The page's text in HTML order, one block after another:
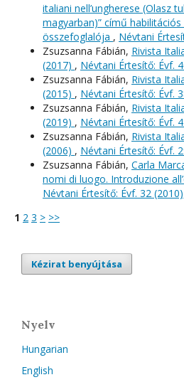
italiani nell’ungherese (Olasz
magyarban)” című
összefoglalója , Névtani
Zsuzsanna Fábián, Rivista
(2017) , Névtani Értesítő: Évf.
Zsuzsanna Fábián, Rivista
(2015) , Névtani Értesítő: Évf.
Zsuzsanna Fábián, Rivista
(2019) , Névtani Értesítő: Évf.
Zsuzsanna Fábián, Rivista
(2006) , Névtani Értesítő: Évf.
Zsuzsanna Fábián, Carla
nomi di luogo. Introduzione
Névtani Értesítő: Évf. 32 (2010)
1 2 3 > >>
Kézirat benyújtása
Nyelv
Hungarian
English